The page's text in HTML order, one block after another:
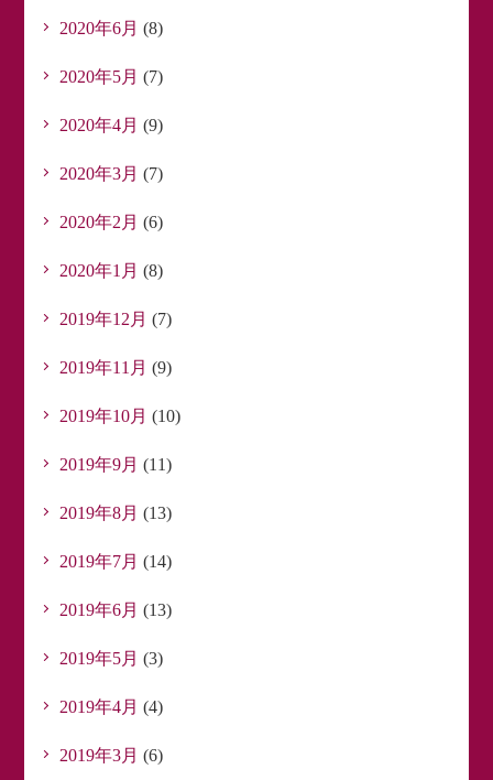
2020年6月 (8)
2020年5月 (7)
2020年4月 (9)
2020年3月 (7)
2020年2月 (6)
2020年1月 (8)
2019年12月 (7)
2019年11月 (9)
2019年10月 (10)
2019年9月 (11)
2019年8月 (13)
2019年7月 (14)
2019年6月 (13)
2019年5月 (3)
2019年4月 (4)
2019年3月 (6)